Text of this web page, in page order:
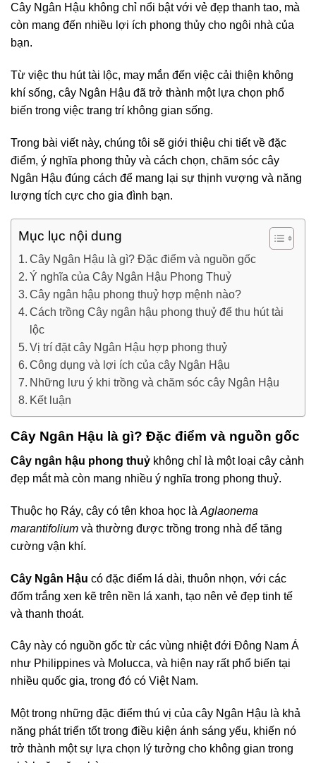
Cây Ngân Hậu không chỉ nổi bật với vẻ đẹp thanh tao, mà
còn mang đến nhiều lợi ích phong thủy cho ngôi nhà của
bạn.
Từ việc thu hút tài lộc, may mắn đến việc cải thiện không
khí sống, cây Ngân Hậu đã trở thành một lựa chọn phổ
biến trong việc trang trí không gian sống.
Trong bài viết này, chúng tôi sẽ giới thiệu chi tiết về đặc
điểm, ý nghĩa phong thủy và cách chọn, chăm sóc cây
Ngân Hậu đúng cách để mang lại sự thịnh vượng và năng
lượng tích cực cho gia đình bạn.
Mục lục nội dung
Cây Ngân Hậu là gì? Đặc điểm và nguồn gốc
Ý nghĩa của Cây Ngân Hậu Phong Thuỷ
Cây ngân hậu phong thuỷ hợp mệnh nào?
Cách trồng Cây ngân hậu phong thuỷ để thu hút tài
lộc
Vị trí đặt cây Ngân Hậu hợp phong thuỷ
Công dụng và lợi ích của cây Ngân Hậu
Những lưu ý khi trồng và chăm sóc cây Ngân Hậu
Kết luận
Cây Ngân Hậu là gì? Đặc điểm và nguồn gốc
Cây ngân hậu phong thuỷ không chỉ là một loại cây cảnh
đẹp mắt mà còn mang nhiều ý nghĩa trong phong thuỷ.
Thuộc họ Ráy, cây có tên khoa học là Aglaonema
marantifolium và thường được trồng trong nhà để tăng
cường vận khí.
Cây Ngân Hậu có đặc điểm lá dài, thuôn nhọn, với các
đốm trắng xen kẽ trên nền lá xanh, tạo nên vẻ đẹp tinh tế
và thanh thoát.
Cây này có nguồn gốc từ các vùng nhiệt đới Đông Nam Á
như Philippines và Molucca, và hiện nay rất phổ biến tại
nhiều quốc gia, trong đó có Việt Nam.
Một trong những đặc điểm thú vị của cây Ngân Hậu là khả
năng phát triển tốt trong điều kiện ánh sáng yếu, khiến nó
trở thành một sự lựa chọn lý tưởng cho không gian trong